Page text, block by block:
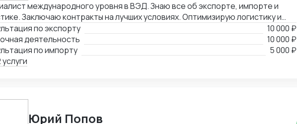
международного уровня в ВЭД. Знаю все об экспорте, импорте и
Заключаю контракты на лучших условиях. Оптимизирую логистику и
скорость поставок.
по экспорту
10 000 ₽
деятельность
10 000 ₽
по импорту
5 000 ₽
Юрий Попов